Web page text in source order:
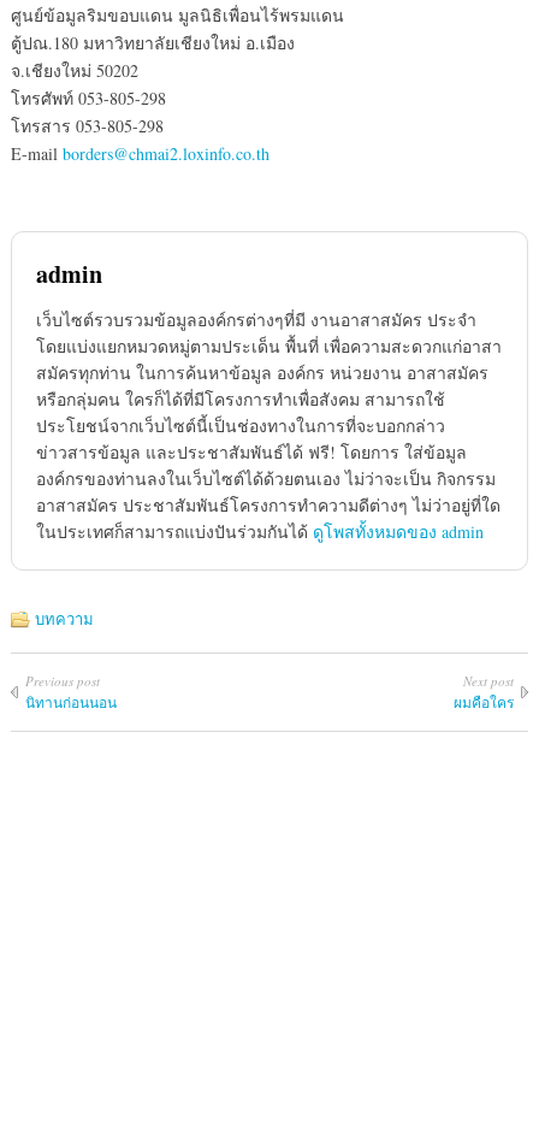
ศูนย์ข้อมูลริมขอบแดน มูลนิธิเพื่อนไร้พรมแดน
ตู้ปณ.180 มหาวิทยาลัยเชียงใหม่ อ.เมือง
จ.เชียงใหม่ 50202
โทรศัพท์ 053-805-298
โทรสาร 053-805-298
E-mail borders@chmai2.loxinfo.co.th
admin
เว็บไซต์รวบรวมข้อมูลองค์กรต่างๆที่มี งานอาสาสมัคร ประจำ
โดยแบ่งแยกหมวดหมู่ตามประเด็น พื้นที่ เพื่อความสะดวกแก่อาสา
สมัครทุกท่าน ในการค้นหาข้อมูล องค์กร หน่วยงาน อาสาสมัคร
หรือกลุ่มคน ใครก็ได้ที่มีโครงการทำเพื่อสังคม สามารถใช้
ประโยชน์จากเว็บไซต์นี้เป็นช่องทางในการที่จะบอกกล่าว
ข่าวสารข้อมูล และประชาสัมพันธ์ได้ ฟรี! โดยการ ใส่ข้อมูล
องค์กรของท่านลงในเว็บไซต์ได้ด้วยตนเอง ไม่ว่าจะเป็น กิจกรรม
อาสาสมัคร ประชาสัมพันธ์โครงการทำความดีต่างๆ ไม่ว่าอยู่ที่ใด
ในประเทศก็สามารถแบ่งปันร่วมกันได้ ดูโพสทั้งหมดของ admin
บทความ
Previous post
นิทานก่อนนอน
Next post
ผมคือใคร